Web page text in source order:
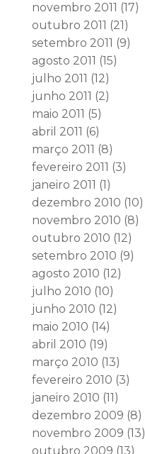
novembro 2011 (17)
outubro 2011 (21)
setembro 2011 (9)
agosto 2011 (15)
julho 2011 (12)
junho 2011 (2)
maio 2011 (5)
abril 2011 (6)
março 2011 (8)
fevereiro 2011 (3)
janeiro 2011 (1)
dezembro 2010 (10)
novembro 2010 (8)
outubro 2010 (12)
setembro 2010 (9)
agosto 2010 (12)
julho 2010 (10)
junho 2010 (12)
maio 2010 (14)
abril 2010 (19)
março 2010 (13)
fevereiro 2010 (3)
janeiro 2010 (11)
dezembro 2009 (8)
novembro 2009 (13)
outubro 2009 (13)